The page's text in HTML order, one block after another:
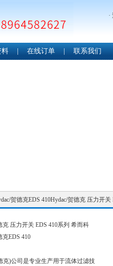
·
料 | 在线订单 | 联系我们
贺德克EDS 410Hydac/贺德克 压力开
克 压力开关 EDS 410系列 希而科
克EDS 410
克)公司是专业生产用于流体过滤技